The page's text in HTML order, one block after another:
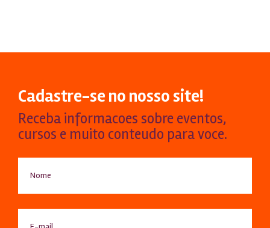
Cadastre-se no nosso site!
Receba informacoes sobre eventos,
cursos e muito conteudo para voce.